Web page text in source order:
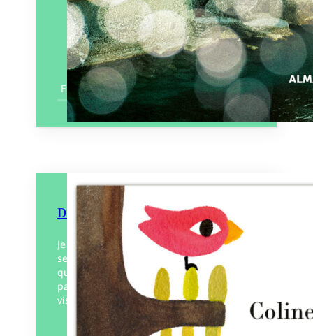
En savoir plus
Doris
Je pétille. Je souris aux autres, c’est mon
secret. J’écoute leurs histoires, je
questionne sans interroger. Le monde me
parvient à travers mon poste de radio. Je
vis…